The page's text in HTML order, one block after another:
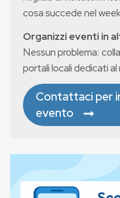
cosa succede nel
Organizzi eventi in
Nessun problema:
portali locali dedicati al
Contattaci per
evento